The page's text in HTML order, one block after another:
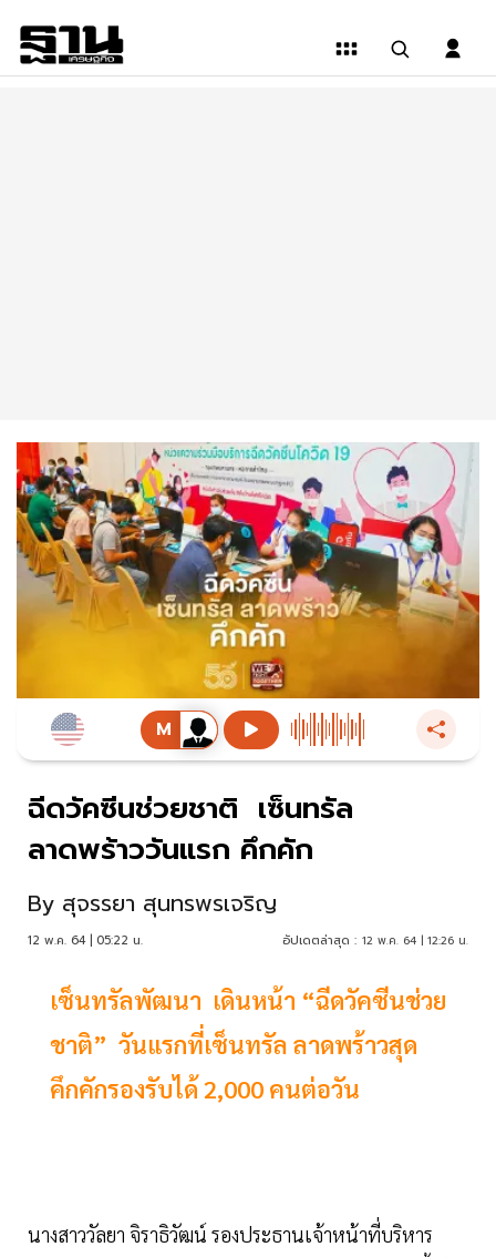
ฉีดวัคซีนช่วยชาติ เซ็นทรัล
ลาดพร้าววันแรก คึกคัก
By สุจรรยา สุนทรพรเจริญ
12 พ.ค. 64 | 05:22 น. อัปเดตล่าสุด : 12 พ.ค. 64 | 12:26 น.
เซ็นทรัลพัฒนา เดินหน้า “ฉีดวัคซีนช่วย
ชาติ” วันแรกที่เซ็นทรัล ลาดพร้าวสุด
คึกคักรองรับได้ 2,000 คนต่อวัน
นางสาววัลยา จิราธิวัฒน์ รองประธานเจ้าหน้าที่บริหาร